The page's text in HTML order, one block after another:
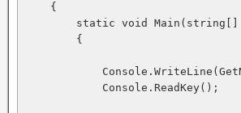
    {
static void Main(string[]
        {
            Console.ReadKey();